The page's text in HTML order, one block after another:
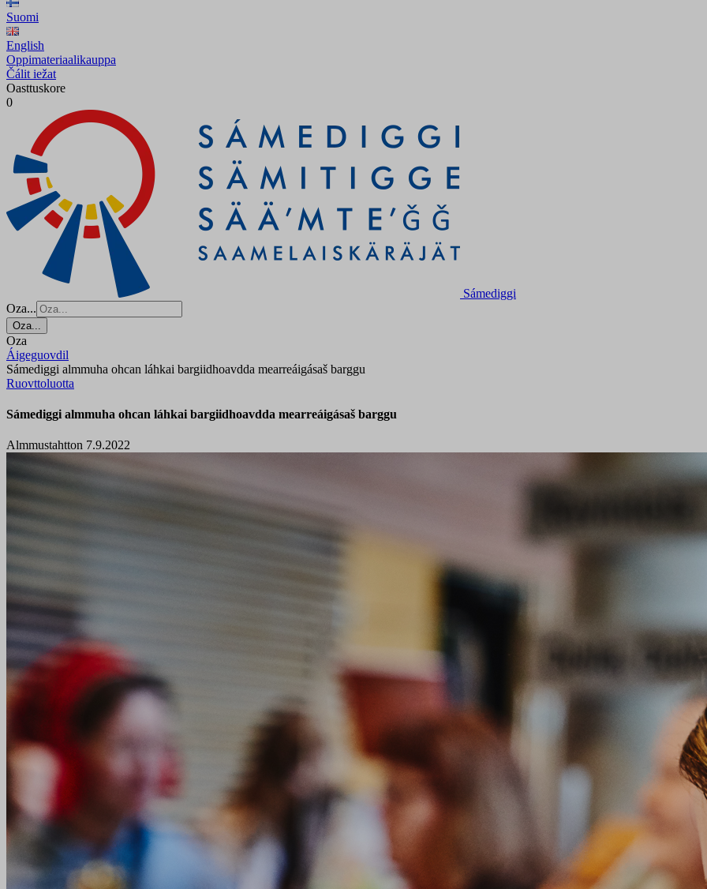
Suomi
English
Oppimateriaalikauppa
Čálit iežat
Oasttuskore
0
Sámediggi
Oza...
Oza...
Oza
Áigeguovdil
Sámediggi almmuha ohcan láhkai bargiidhoavdda mearreáigásaš barggu
Ruovttoluotta
Sámediggi almmuha ohcan láhkai bargiidhoavdda mearreáigásaš barggu
Almmustahtton 7.9.2022